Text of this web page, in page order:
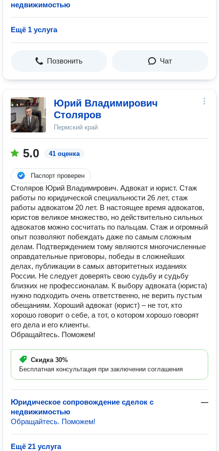
недвижимостью
Ещё 1 услуга
Позвонить Чат
Юрий Владимирович
Столяров
Пермский край
5.0 41 оценка
Паспорт проверен
Столяров Юрий Владимирович. Адвокат и юрист. Стаж
работы по юридической специальности 26 лет, стаж
работы адвокатом 20 лет. В настоящее время адвокатов,
юристов великое множество, но действительно сильных
адвокатов можно сосчитать по пальцам. Стаж и огромный
опыт позволяют побеждать даже по самым сложным
делам. Подтверждением тому являются многочисленные
оправдательные приговоры, победы в сложнейших
делах, публикации в самых авторитетных изданиях
России. Не следует доверять свою судьбу и судьбу
близких не профессионалам. К выбору адвоката (юриста)
нужно подходить очень ответственно, не верить пустым
обещаниям. Хороший адвокат (юрист) – не тот, кто
хорошо говорит о себе, а тот, о котором хорошо говорят
его дела и его клиенты.
Обращайтесь. Поможем!
Скидка 30%
Бесплатная консультация при заключении соглашения
Юридическое сопровождение сделок с
недвижимостью
—
Обращайтесь. Поможем!
Ещё 21 услуга